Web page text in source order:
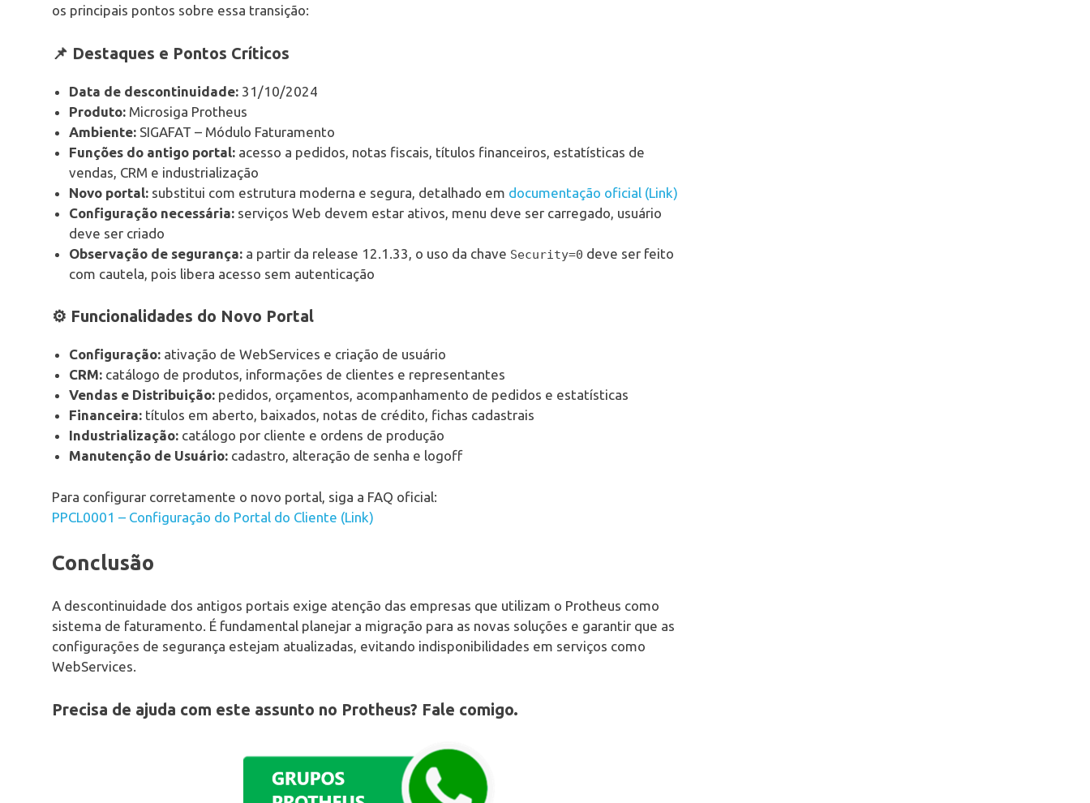
os principais pontos sobre essa transição:
📌 Destaques e Pontos Críticos
Data de descontinuidade: 31/10/2024
Produto: Microsiga Protheus
Ambiente: SIGAFAT – Módulo Faturamento
Funções do antigo portal: acesso a pedidos, notas fiscais, títulos financeiros, estatísticas de
vendas, CRM e industrialização
Novo portal: substitui com estrutura moderna e segura, detalhado em documentação oficial (Link)
Configuração necessária: serviços Web devem estar ativos, menu deve ser carregado, usuário
deve ser criado
Observação de segurança: a partir da release 12.1.33, o uso da chave Security=0 deve ser feito
com cautela, pois libera acesso sem autenticação
⚙️ Funcionalidades do Novo Portal
Configuração: ativação de WebServices e criação de usuário
CRM: catálogo de produtos, informações de clientes e representantes
Vendas e Distribuição: pedidos, orçamentos, acompanhamento de pedidos e estatísticas
Financeira: títulos em aberto, baixados, notas de crédito, fichas cadastrais
Industrialização: catálogo por cliente e ordens de produção
Manutenção de Usuário: cadastro, alteração de senha e logoff
Para configurar corretamente o novo portal, siga a FAQ oficial:
PPCL0001 – Configuração do Portal do Cliente (Link)
Conclusão
A descontinuidade dos antigos portais exige atenção das empresas que utilizam o Protheus como
sistema de faturamento. É fundamental planejar a migração para as novas soluções e garantir que as
configurações de segurança estejam atualizadas, evitando indisponibilidades em serviços como
WebServices.
Precisa de ajuda com este assunto no Protheus? Fale comigo.